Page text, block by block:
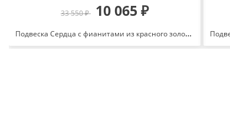
33 550 ₽ 10 065 ₽
Подвеска Сердца с фианитами из красного золота 585 3463207 1 1 1